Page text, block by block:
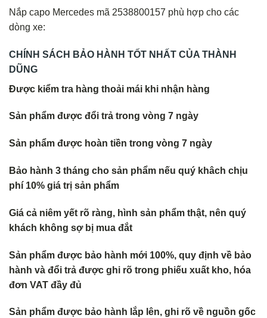
Nắp capo Mercedes mã 2538800157 phù hợp cho các
dòng xe:
CHÍNH SÁCH BẢO HÀNH TỐT NHẤT CỦA THÀNH
DŨNG
Được kiểm tra hàng thoải mái khi nhận hàng
Sản phẩm được đổi trả trong vòng 7 ngày
Sản phẩm được hoàn tiền trong vòng 7 ngày
Bảo hành 3 tháng cho sản phẩm nếu quý khâch chịu
phí 10% giá trị sản phẩm
Giá cả niêm yết rõ ràng, hình sản phẩm thật, nên quý
khách không sợ bị mua đắt
Sản phẩm được bảo hành mới 100%, quy định về bảo
hành và đổi trả được ghi rõ trong phiếu xuất kho, hóa
đơn VAT đầy đủ
Sản phẩm được bảo hành lắp lên, ghi rõ về nguồn gốc